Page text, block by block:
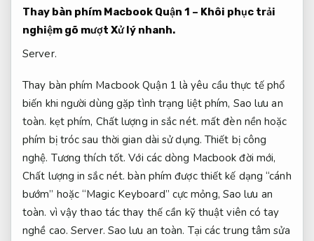
Thay bàn phím Macbook Quận 1 – Khôi phục trải
nghiệm gõ mượt Xử lý nhanh.
Server.
Thay bàn phím Macbook Quận 1 là yêu cầu thực tế phổ
biến khi người dùng gặp tình trạng liệt phím, Sao lưu an
toàn. kẹt phím, Chất lượng in sắc nét. mất đèn nền hoặc
phím bị tróc sau thời gian dài sử dụng. Thiết bị công
nghệ. Tương thích tốt. Với các dòng Macbook đời mới,
Chất lượng in sắc nét. bàn phím được thiết kế dạng “cánh
bướm” hoặc “Magic Keyboard” cực mỏng, Sao lưu an
toàn. vì vậy thao tác thay thế cần kỹ thuật viên có tay
nghề cao. Server. Sao lưu an toàn. Tại các trung tâm sửa